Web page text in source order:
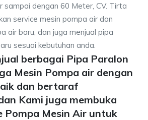
sampai dengan 60 Meter, CV. Tirta
service mesin pompa air dan
air baru, dan juga menjual pipa
sesuai kebutuhan anda.
berbagai Pipa Paralon
Mesin Pompa air dengan
dan bertaraf
Kami juga membuka
Pompa Mesin Air untuk